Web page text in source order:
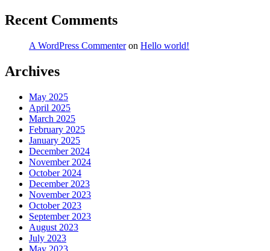
Recent Comments
A WordPress Commenteron Hello world!
Archives
May 2025
April 2025
March 2025
February 2025
January 2025
December 2024
November 2024
October 2024
December 2023
November 2023
October 2023
September 2023
August 2023
July 2023
May 2023